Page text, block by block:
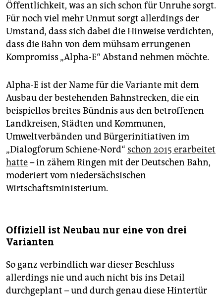
Öffentlichkeit, was an sich schon für Unruhe sorgt.
Für noch viel mehr Unmut sorgt allerdings der
Umstand, dass sich dabei die Hinweise verdichten,
dass die Bahn von dem mühsam errungenen
Kompromiss „Alpha-E“ Abstand nehmen möchte.
Alpha-E ist der Name für die Variante mit dem
Ausbau der bestehenden Bahnstrecken, die ein
beispiellos breites Bündnis aus den betroffenen
Landkreisen, Städten und Kommunen,
Umweltverbänden und Bürgerinitiativen im
„Dialogforum Schiene-Nord“ schon 2015 erarbeitet
hatte– in zähem Ringen mit der Deutschen Bahn,
moderiert vom niedersächsischen
Wirtschaftsministerium.
Offiziell ist Neubau nur eine von drei
Varianten
So ganz verbindlich war dieser Beschluss
allerdings nie und auch nicht bis ins Detail
durchgeplant – und durch genau diese Hintertür